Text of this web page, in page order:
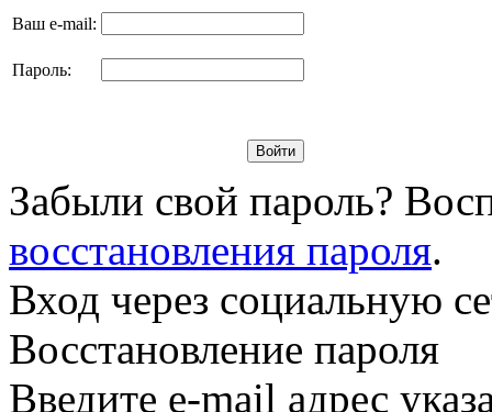
Ваш e-mail:
Пароль:
Забыли свой пароль?
восстановления пароля.
Вход через социальную
Восстановление пароля
Введите e-mail адрес